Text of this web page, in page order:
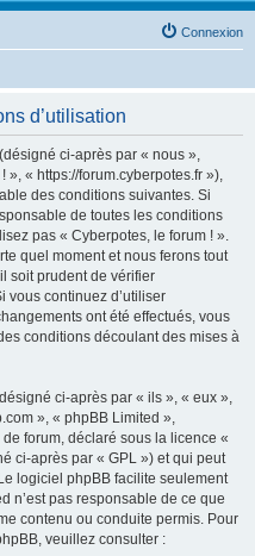
Connexion
d’utilisation
ci-après par « nous »,
», « https://forum.cyberpotes.fr »),
des conditions suivantes. Si
de toutes les conditions
pas « Cyberpotes, le forum ! ».
quel moment et nous ferons tout
soit prudent de vérifier
vous continuez d’utiliser
ont été effectués, vous
conditions découlant des mises à
ci-après par « ils », « eux »,
», « phpBB Limited »,
forum, déclaré sous la licence «
ci-après par « GPL ») et qui peut
logiciel phpBB facilite seulement
n’est pas responsable de ce que
contenu ou conduite permis. Pour
veuillez consulter :